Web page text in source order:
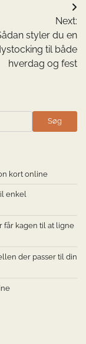
Next:
styler du en
til både
hverdag og fest
Søg
kort online
enkel
får kagen til at ligne
der passer til din